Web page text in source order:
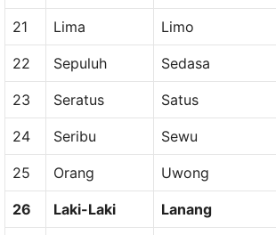
21 Lima Limo
22 Sepuluh Sedasa
23 Seratus Satus
24 Seribu Sewu
25 Orang Uwong
26 Laki-Laki Lanang